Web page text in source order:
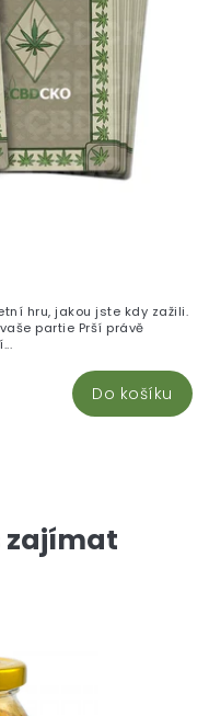
Do košíku
hru, jakou jste kdy zažili.
partie Prší právě
zajímat